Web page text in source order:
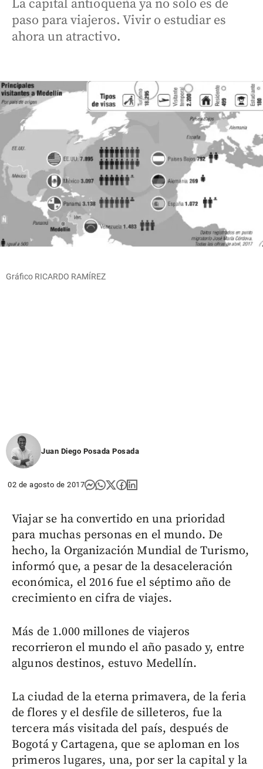
La capital antioqueña ya no solo es de
paso para viajeros. Vivir o estudiar es
ahora un atractivo.
Gráfico RICARDO RAMÍREZ
Juan Diego Posada Posada
02 de agosto de 2017
Viajar se ha convertido en una prioridad
para muchas personas en el mundo. De
hecho, la Organización Mundial de Turismo,
informó que, a pesar de la desaceleración
económica, el 2016 fue el séptimo año de
crecimiento en cifra de viajes.
Más de 1.000 millones de viajeros
recorrieron el mundo el año pasado y, entre
algunos destinos, estuvo Medellín.
La ciudad de la eterna primavera, de la feria
de flores y el desfile de silleteros, fue la
tercera más visitada del país, después de
Bogotá y Cartagena, que se aploman en los
primeros lugares, una, por ser la capital y la